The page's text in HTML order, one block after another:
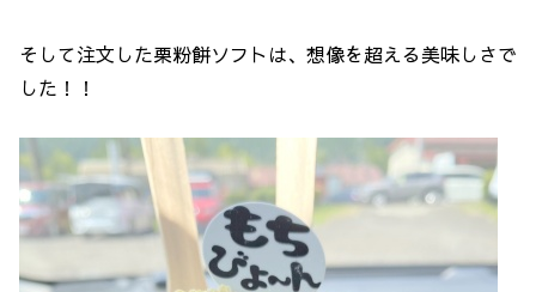
そして注文した栗粉餅ソフトは、想像を超える美味しさで
した！！